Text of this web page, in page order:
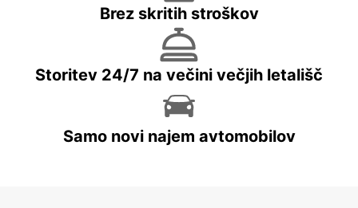
Brez skritih stroškov
Storitev 24/7 na večini večjih letališč
Samo novi najem avtomobilov